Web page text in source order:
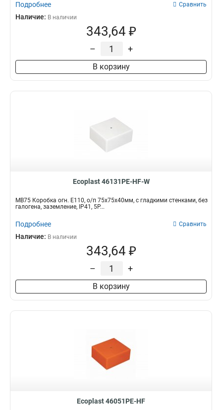
Подробнее Сравнить
Наличие: В наличии
343,64 ₽
– +
В корзину
Ecoplast 46131PE-HF-W
MB75 Коробка огн. E110, о/п 75х75х40мм, с гладкими стенками, без
галогена, заземление, IP41, 5P...
Подробнее Сравнить
Наличие: В наличии
343,64 ₽
– +
В корзину
Ecoplast 46051PE-HF